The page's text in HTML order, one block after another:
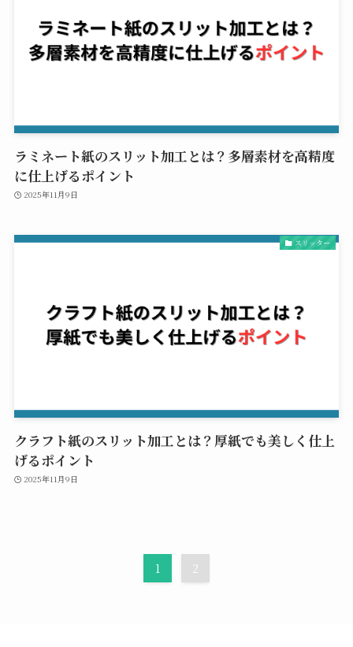
ラミネート紙のスリット加工とは？多層素材を高精度
に仕上げるポイント
2025年11月9日
スリッター
クラフト紙のスリット加工とは？厚紙でも美しく仕上
げるポイント
2025年11月9日
1 2